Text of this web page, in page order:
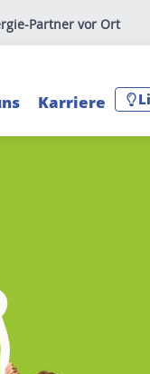
Partner vor Ort
Karriere